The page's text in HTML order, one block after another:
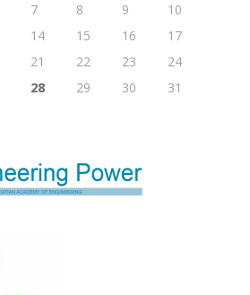
7 8 9
10
14 15 16
17
21 22 23
24
28 29 30
31